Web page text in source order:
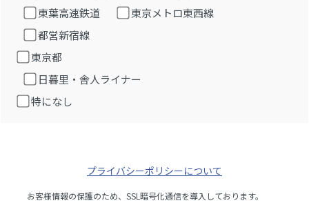
東葉高速鉄道
東京メトロ東西線
都営新宿線
東京都
日暮里・舎人ライナー
特になし
プライバシーポリシーについて
お客様情報の保護のため、SSL暗号化通信を導入しております。